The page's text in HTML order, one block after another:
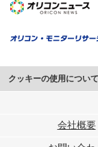
クッキーの使用について
このサイトでは
行っています。会社概要